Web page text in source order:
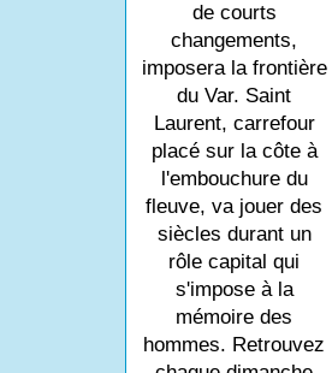
de courts
changements,
imposera la frontière
du Var. Saint
Laurent, carrefour
placé sur la côte à
l'embouchure du
fleuve, va jouer des
siècles durant un
rôle capital qui
s'impose à la
mémoire des
hommes. Retrouvez